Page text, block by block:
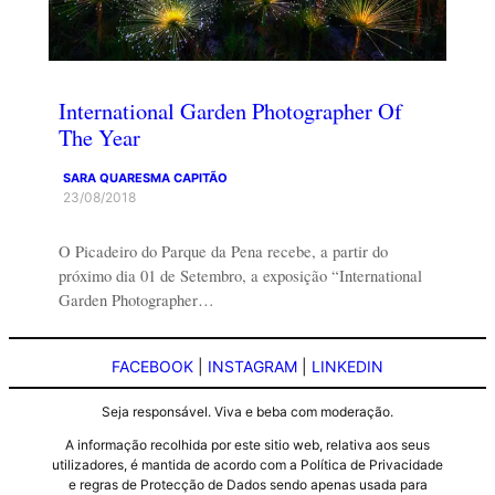
International Garden Photographer Of
The Year
SARA QUARESMA CAPITÃO
23/08/2018
O Picadeiro do Parque da Pena recebe, a partir do
próximo dia 01 de Setembro, a exposição “International
Garden Photographer…
FACEBOOK INSTAGRAM LINKEDIN
Seja responsável. Viva e beba com moderação.
A informação recolhida por este sitio web, relativa aos seus
utilizadores, é mantida de acordo com a Política de Privacidade
e regras de Protecção de Dados sendo apenas usada para